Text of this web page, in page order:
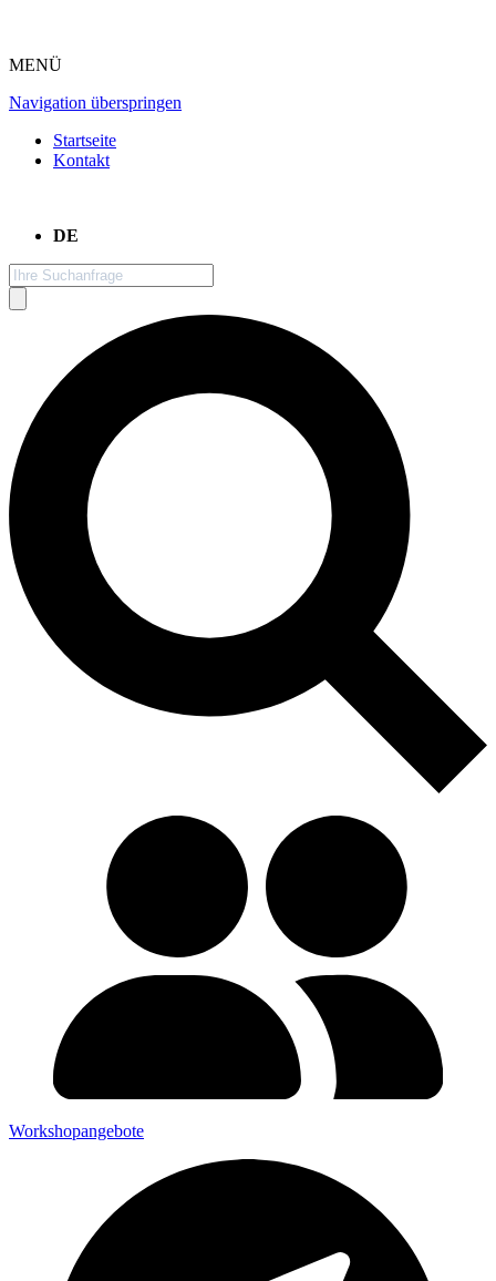
MENÜ
Navigation überspringen
Startseite
Kontakt
DE
Workshopangebote